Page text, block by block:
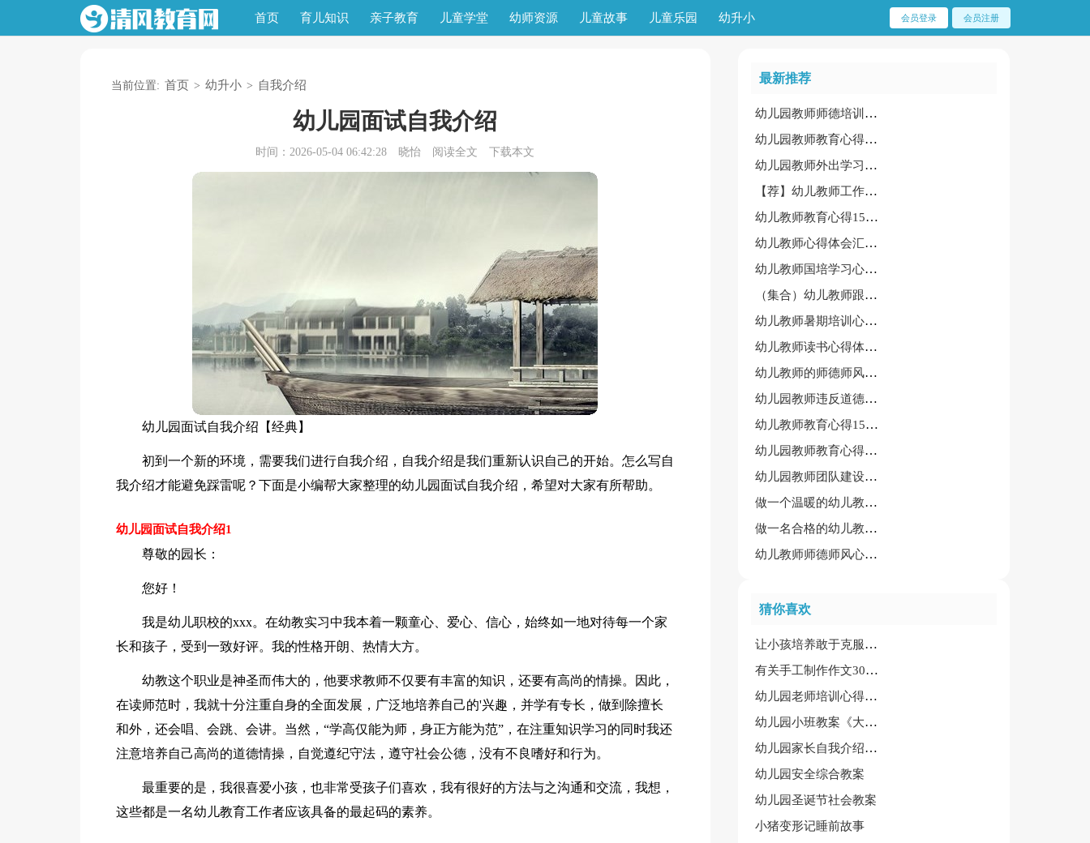
首页 育儿知识 亲子教育 儿童学堂 幼师资源 儿童故事 儿童乐园 幼升小 会员登录 会员注册
当前位置: 首页 > 幼升小 > 自我介绍
幼儿园面试自我介绍
时间：2026-05-04 06:42:28 晓怡 阅读全文 下载本文
幼儿园面试自我介绍【经典】
初到一个新的环境，需要我们进行自我介绍，自我介绍是我们重新认识自己的开始。怎么写自
我介绍才能避免踩雷呢？下面是小编帮大家整理的幼儿园面试自我介绍，希望对大家有所帮助。
幼儿园面试自我介绍1
尊敬的园长：
您好！
我是幼儿职校的xxx。在幼教实习中我本着一颗童心、爱心、信心，始终如一地对待每一个家
长和孩子，受到一致好评。我的性格开朗、热情大方。
幼教这个职业是神圣而伟大的，他要求教师不仅要有丰富的知识，还要有高尚的情操。因此，
在读师范时，我就十分注重自身的全面发展，广泛地培养自己的'兴趣，并学有专长，做到除擅长
和外，还会唱、会跳、会讲。当然，“学高仅能为师，身正方能为范”，在注重知识学习的同时我还
注意培养自己高尚的道德情操，自觉遵纪守法，遵守社会公德，没有不良嗜好和行为。
最重要的是，我很喜爱小孩，也非常受孩子们喜欢，我有很好的方法与之沟通和交流，我想，
这些都是一名幼儿教育工作者应该具备的最起码的素养。
最新推荐
幼儿园教师师德培训心得体会[优秀15篇]
幼儿园教师教育心得体会锦集（15篇）
幼儿园教师外出学习心得体会[热]
【荐】幼儿教师工作心得13篇
幼儿教师教育心得15篇[精品]
幼儿教师心得体会汇总（15篇）
幼儿教师国培学习心得体会(共7篇)
（集合）幼儿教师跟岗培训心得体会
幼儿教师暑期培训心得体会（必备15篇）
幼儿教师读书心得体会（集锦15篇）
幼儿教师的师德师风学习心得体会15篇[精品]
幼儿园教师违反道德行为心得体会
幼儿教师教育心得15篇[推荐]
幼儿园教师教育心得15篇【精华】
幼儿园教师团队建设培训心得体会
做一个温暖的幼儿教师心得
做一名合格的幼儿教师心得
幼儿教师师德师风心得体会（必备）
猜你喜欢
让小孩培养敢于克服困难性格的大班教案
有关手工制作作文300字7篇
幼儿园老师培训心得合集15篇
幼儿园小班教案《大胃王吃饭》
幼儿园家长自我介绍集合15篇
幼儿园安全综合教案
幼儿园圣诞节社会教案
小猪变形记睡前故事